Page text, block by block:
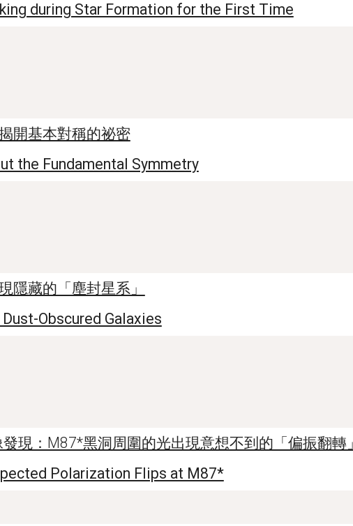
during Star Formation for the First Time
開基本對稱的祕密
the Fundamental Symmetry
隱藏的「塵封星系」
Obscured Galaxies
發現：M87*黑洞周圍的光出現意想不到的「偏振翻轉
Polarization Flips at M87*